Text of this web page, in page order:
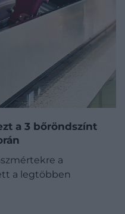
a 3 bőröndszínt
a
a legtöbben